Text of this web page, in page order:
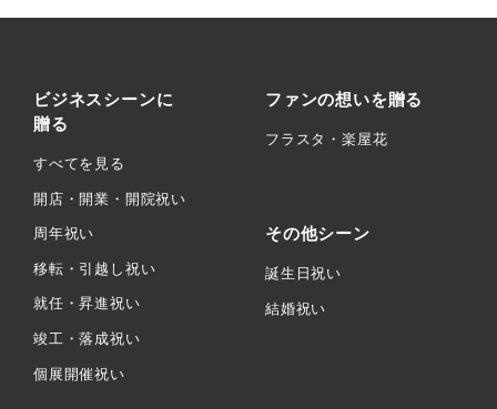
ビジネスシーンに
贈る
すべてを見る
開店・開業・開院祝い
周年祝い
移転・引越し祝い
就任・昇進祝い
竣工・落成祝い
個展開催祝い
ファンの想いを贈る
フラスタ・楽屋花
その他シーン
誕生日祝い
結婚祝い